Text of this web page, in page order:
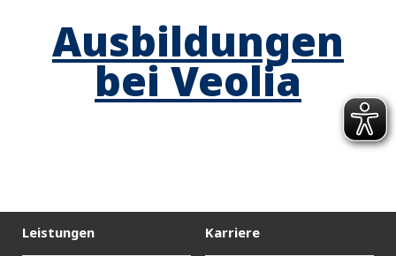
Ausbildungen
bei Veolia
Leistungen Karriere